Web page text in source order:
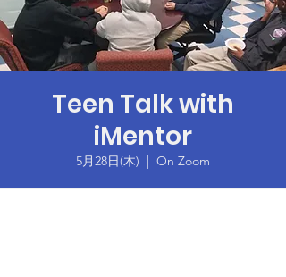
Teen Talk with
iMentor
5月28日(木)
  |
On Zoom